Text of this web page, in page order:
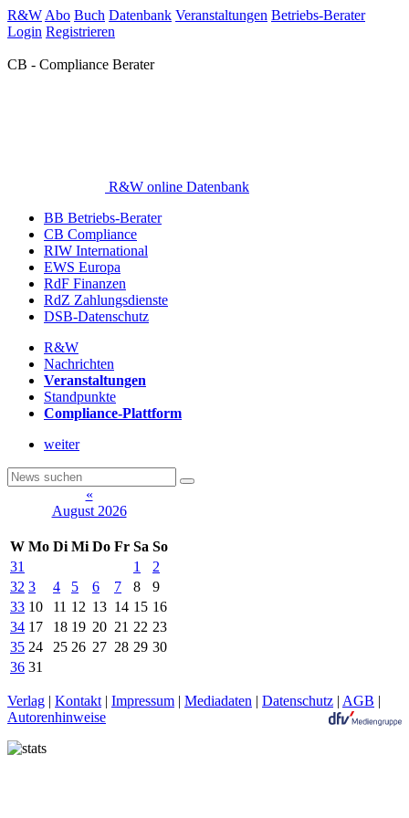
R&W Abo Buch Datenbank Veranstaltungen Betriebs-Berater
Login Registrieren
CB - Compliance Berater
R&W online Datenbank
BB Betriebs-Berater
CB Compliance
RIW International
EWS Europa
RdF Finanzen
RdZ Zahlungsdienste
DSB-Datenschutz
R&W
Nachrichten
Veranstaltungen
Standpunkte
Compliance-Plattform
weiter
«
August 2026
W Mo Di Mi Do Fr Sa So
31
1
2
32 3 4 5 6 7 8
9
33 10 11 12 13 14 15 16
34 17 18 19 20 21 22 23
35 24 25 26 27 28 29 30
36 31
Verlag | Kontakt | Impressum | Mediadaten | Datenschutz | AGB |
Autorenhinweise